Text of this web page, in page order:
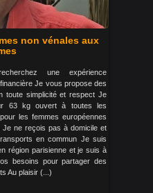
non vénales aux
une expérience
Je vous propose des
toute simplicité et respect Je
63 kg ouvert à toutes les
les femmes européennes
ne reçois pas à domicile et
en commun Je suis
région parisienne et je suis à
besoins pour partager des
Au plaisir (...)